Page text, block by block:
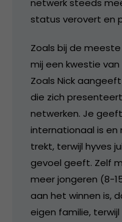
status verovert en
Zoals bij de
mij een kwestie
Zoals Nick
die zich
netwerken. Je
internationaal is en
trekt, terwijl hyves
gevoel geeft. Zelf
meer jongeren (8-
aan het winnen is,
eigen familie,